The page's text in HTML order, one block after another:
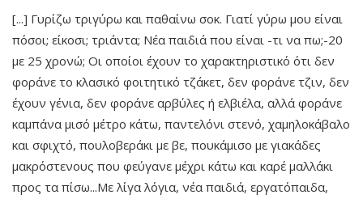
[...] Γυρίζω τριγύρω και παθαίνω σοκ. Γιατί γύρω μου είναι
πόσοι; είκοσι; τριάντα; Νέα παιδιά που είναι -τι να πω;-20
με 25 χρονώ; Οι οποίοι έχουν το χαρακτηριστικό ότι δεν
φοράνε το κλασικό φοιτητικό τζάκετ, δεν φοράνε τζιν, δεν
έχουν γένια, δεν φοράνε αρβύλες ή ελβιέλα, αλλά φοράνε
καμπάνα μισό μέτρο κάτω, παντελόνι στενό, χαμηλοκάβαλο
και σφιχτό, πουλοβεράκι με βε, πουκάμισο με γιακάδες
μακρόστενους που φεύγανε μέχρι κάτω και καρέ μαλλάκι
προς τα πίσω...Με λίγα λόγια, νέα παιδιά, εργατόπαιδα,